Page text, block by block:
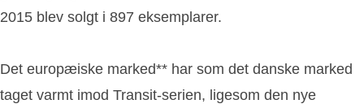
2015 blev solgt i 897 eksemplarer.
Det europæiske marked** har som det danske marked
taget varmt imod Transit-serien, ligesom den nye